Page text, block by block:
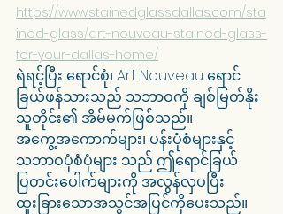
https://www.stainedglassdallas.com/sta
ined-glass/art-nouveau-stained-glass-
for-your-dallas-home/
ရဲရင့်ပြီး ရောင်စုံ၊ Art Nouveau ရောင်
ခြယ်ဖန်သားသည် သဘာဝကို ချစ်မြတ်နိုး
သူတိုင်း၏ အိမ်မက်ဖြစ်သည်။
အကွေ့အကောက်များ၊ ပန်းပုံစံများနှင့်
သဘာဝပုံစံပုံများ သည် ဤရောင်ခြယ်
ပြတင်းပေါက်များကို အလွန်လှပပြီး
ထူးခြားသောအသွင်အပြင်ကိုပေးသည်။